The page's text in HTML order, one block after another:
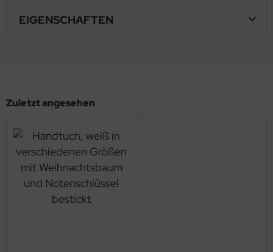
EIGENSCHAFTEN
Zuletzt angesehen